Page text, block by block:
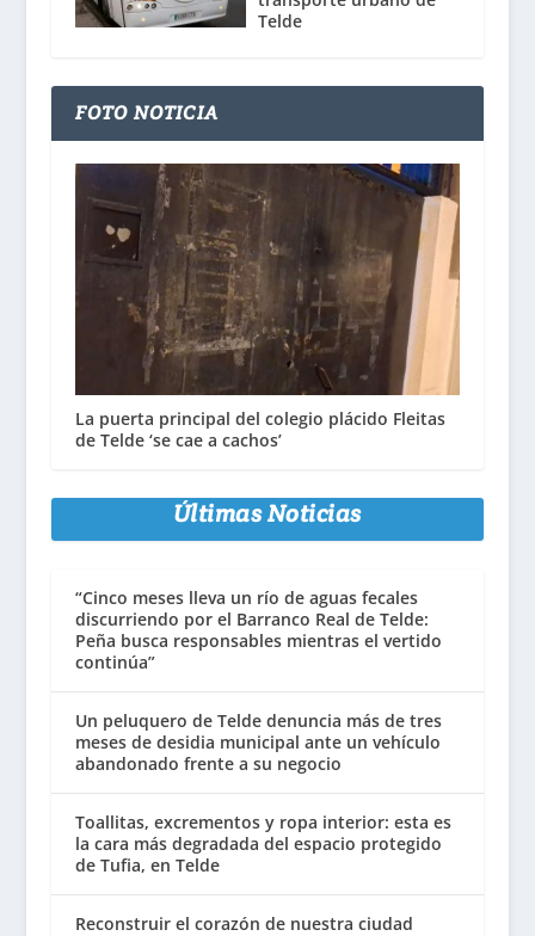
Telde
FOTO NOTICIA
La puerta principal del colegio plácido Fleitas
de Telde ‘se cae a cachos’
Últimas Noticias
“Cinco meses lleva un río de aguas fecales
discurriendo por el Barranco Real de Telde:
Peña busca responsables mientras el vertido
continúa”
Un peluquero de Telde denuncia más de tres
meses de desidia municipal ante un vehículo
abandonado frente a su negocio
Toallitas, excrementos y ropa interior: esta es
la cara más degradada del espacio protegido
de Tufia, en Telde
Reconstruir el corazón de nuestra ciudad